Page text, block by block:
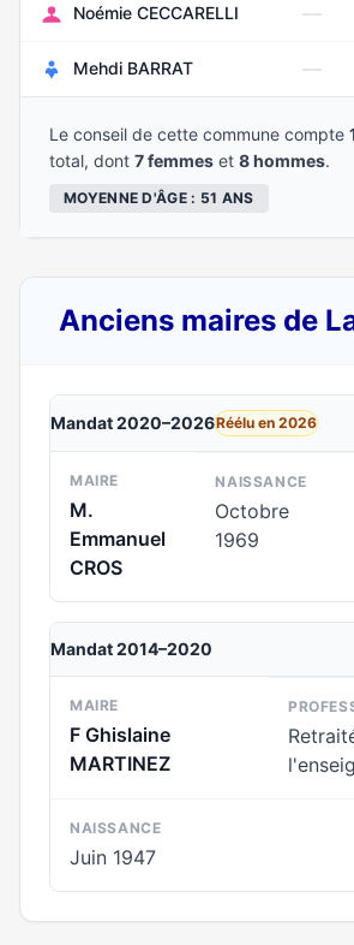
Noémie CECCARELLI —
Mehdi BARRAT —
Le conseil de cette commune compte
total, dont 7 femmes et 8 hommes.
MOYENNE D'ÂGE : 51 ANS
Anciens maires de
Mandat 2020–2026Réélu en 2026
MAIRE
M.
Emmanuel
CROS
NAISSANCE
Octobre
1969
Mandat 2014–2020
MAIRE
F Ghislaine
MARTINEZ
NAISSANCE
Juin 1947